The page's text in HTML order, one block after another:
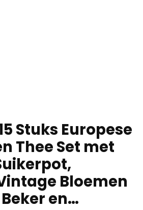
Stuks Europese
Thee Set met
Bloemen
en…